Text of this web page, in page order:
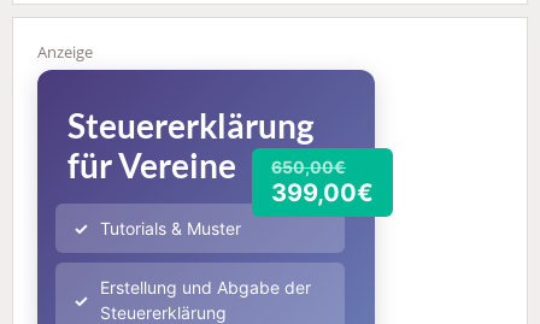
650,00€
399,00€
Steuererklärung
für Vereine
Tutorials & Muster
Erstellung und Abgabe der
Steuererklärung